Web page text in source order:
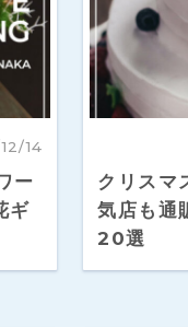
14
ー
ギ
クリス
気店も通
20選